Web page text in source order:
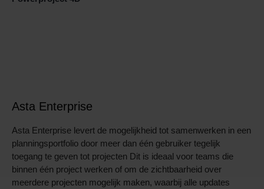
Asta Enterprise
Asta Enterprise levert de mogelijkheid tot samenwerken in een
planningsportfolio door meer dan één gebruiker tegelijk
toegang te geven tot projecten Dit is ideaal voor teams die
binnen één project werken of om de zichtbaarheid over
meerdere projecten mogelijk maken, waarbij alle updates